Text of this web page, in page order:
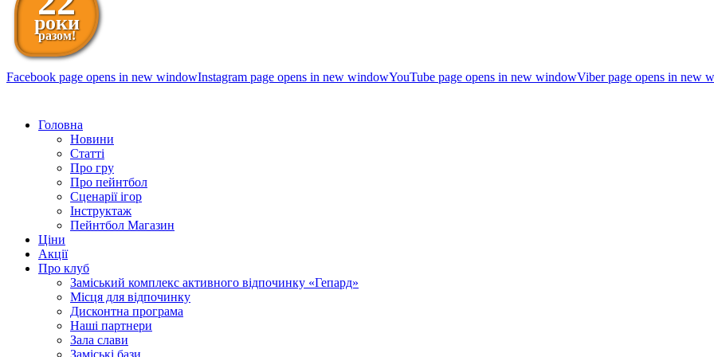
роки
разом!
Facebook page opens in new windowInstagram page opens in new windowYouTube page opens in new windowViber page opens in new
Головна
Новини
Статті
Про гру
Про пейнтбол
Сценарії ігор
Інструктаж
Пейнтбол Магазин
Ціни
Акції
Про клуб
Заміський комплекс активного відпочинку «Гепард»
Місця для відпочинку
Дисконтна програма
Наші партнери
Зала слави
Заміські бази